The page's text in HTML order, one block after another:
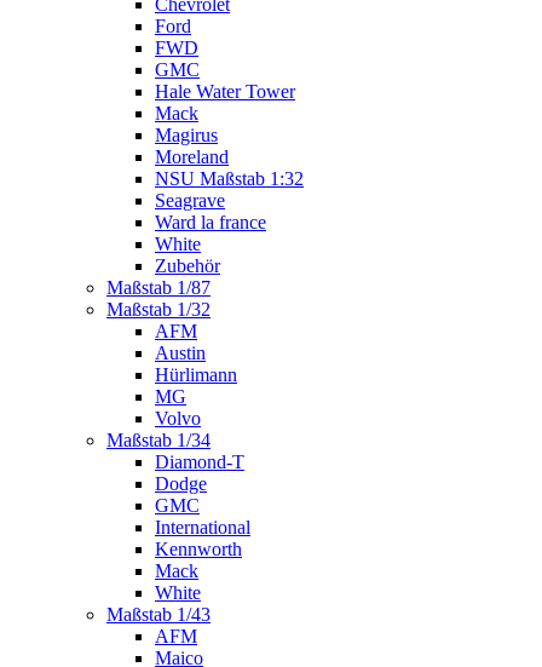
Chevrolet
Ford
FWD
GMC
Hale Water Tower
Mack
Magirus
Moreland
NSU Maßstab 1:32
Seagrave
Ward la france
White
Zubehör
Maßstab 1/87
Maßstab 1/32
AFM
Austin
Hürlimann
MG
Volvo
Maßstab 1/34
Diamond-T
Dodge
GMC
International
Kennworth
Mack
White
Maßstab 1/43
AFM
Maico